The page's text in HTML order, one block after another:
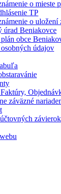
o mieste
TP
o uložení
úrad Beniakovce
obce
údajov
záväzné
závierok